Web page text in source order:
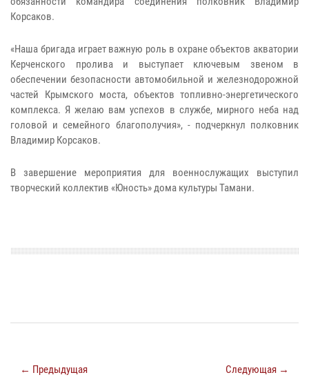
Корсаков.
«Наша бригада играет важную роль в охране объектов акватории
Керченского пролива и выступает ключевым звеном в
обеспечении безопасности автомобильной и железнодорожной
частей Крымского моста, объектов топливно-энергетического
комплекса. Я желаю вам успехов в службе, мирного неба над
головой и семейного благополучия», - подчеркнул полковник
Владимир Корсаков.
В завершение мероприятия для военнослужащих выступил
творческий коллектив «Юность» дома культуры Тамани.
← Предыдущая Следующая →